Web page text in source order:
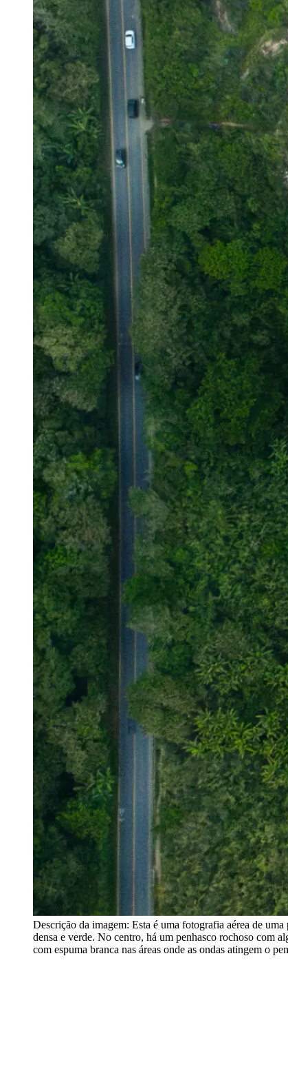
Descrição da imagem: Esta é uma fotografia aérea de
densa e verde. No centro, há um penhasco rochoso com
com espuma branca nas áreas onde as ondas atingem o